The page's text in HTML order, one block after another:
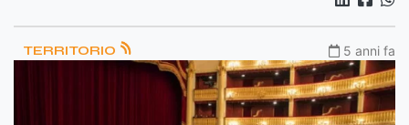
TERRITORIO 5 anni fa